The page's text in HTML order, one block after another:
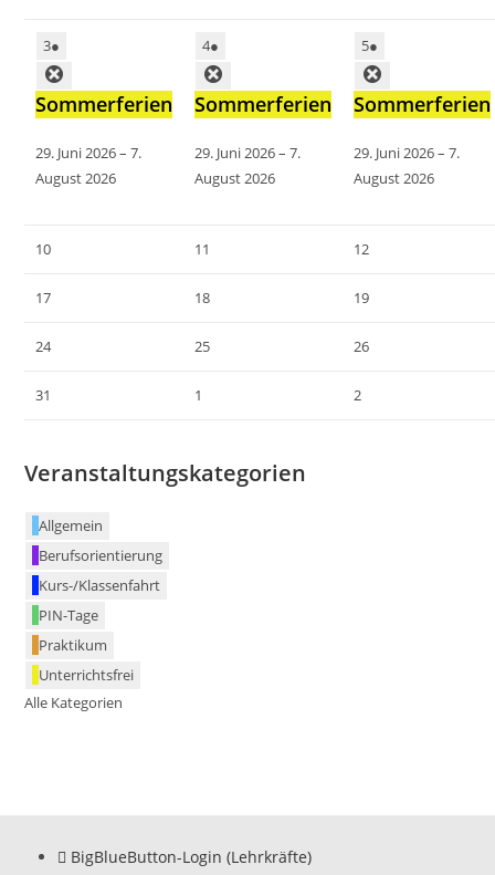
3●
Sommerferien
29. Juni 2026–7.
August 2026
4●
Sommerferien
29. Juni 2026–7.
August 2026
5●
Sommerferien
29. Juni 2026–7.
August 2026
10 11 12
17 18 19
24 25 26
31 1 2
Veranstaltungskategorien
Allgemein
Berufsorientierung
Kurs-/Klassenfahrt
PIN-Tage
Praktikum
Unterrichtsfrei
Alle Kategorien
BigBlueButton-Login (Lehrkräfte)